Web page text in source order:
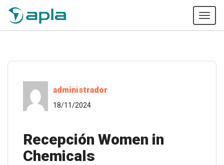
administrador
18/11/2024
Recepción Women in
Chemicals